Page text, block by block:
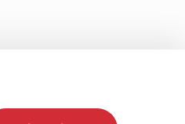
iskustvo,
Naši partneri